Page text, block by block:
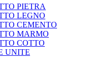
PIETRA
LEGNO
CEMENTO
MARMO
COTTO
UNITE